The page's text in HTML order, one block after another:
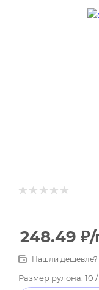
248.49 ₽/
Нашли дешевле?
Размер рулона: 10 /